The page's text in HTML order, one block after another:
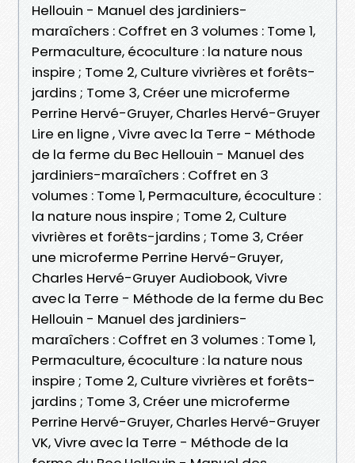
Hellouin - Manuel des jardiniers-
maraîchers : Coffret en 3 volumes : Tome 1,
Permaculture, écoculture : la nature nous
inspire ; Tome 2, Culture vivrières et forêts-
jardins ; Tome 3, Créer une microferme
Perrine Hervé-Gruyer, Charles Hervé-Gruyer
Lire en ligne , Vivre avec la Terre - Méthode
de la ferme du Bec Hellouin - Manuel des
jardiniers-maraîchers : Coffret en 3
volumes : Tome 1, Permaculture, écoculture :
la nature nous inspire ; Tome 2, Culture
vivrières et forêts-jardins ; Tome 3, Créer
une microferme Perrine Hervé-Gruyer,
Charles Hervé-Gruyer Audiobook, Vivre
avec la Terre - Méthode de la ferme du Bec
Hellouin - Manuel des jardiniers-
maraîchers : Coffret en 3 volumes : Tome 1,
Permaculture, écoculture : la nature nous
inspire ; Tome 2, Culture vivrières et forêts-
jardins ; Tome 3, Créer une microferme
Perrine Hervé-Gruyer, Charles Hervé-Gruyer
VK, Vivre avec la Terre - Méthode de la